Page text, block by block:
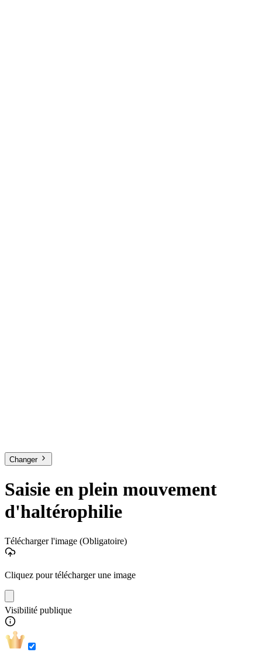
Changer
Saisie en plein mouvement
d'haltérophilie
Télécharger l'image (Obligatoire)
Cliquez pour télécharger une image
Visibilité publique